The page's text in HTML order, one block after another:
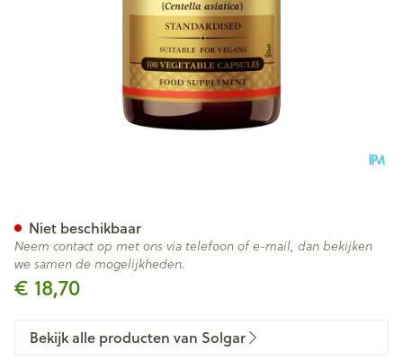
€ 18,70
Niet beschikbaar
Neem contact op met ons via telefoon of e-mail, dan bekijken
we samen de mogelijkheden.
Bekijk alle producten van Solgar